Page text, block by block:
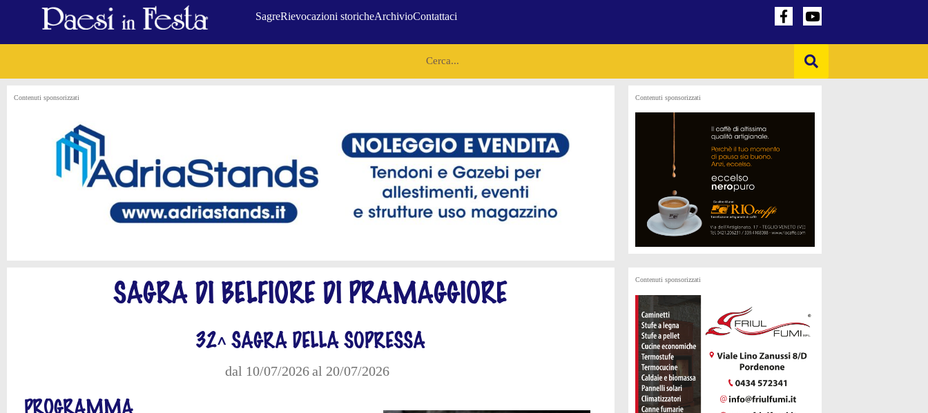
SagreRievocazioni storicheArchivioContattaci
Contenuti sponsorizzati Contenuti sponsorizzati
SAGRA DI BELFIORE DI PRAMAGGIORE
32^ SAGRA DELLA SOPRESSA
dal 10/07/2026al 20/07/2026
PROGRAMMA
Contenuti sponsorizzati